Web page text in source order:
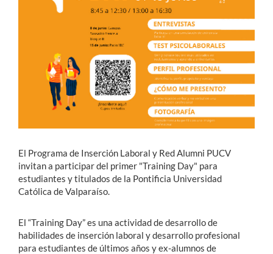
Funcionarios
English
El Programa de Inserción Laboral y Red Alumni PUCV
invitan a participar del primer "Training Day" para
estudiantes y titulados de la Pontificia Universidad
Católica de Valparaíso.
El “Training Day” es una actividad de desarrollo de
habilidades de inserción laboral y desarrollo profesional
para estudiantes de últimos años y ex-alumnos de